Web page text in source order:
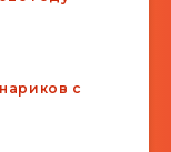
с